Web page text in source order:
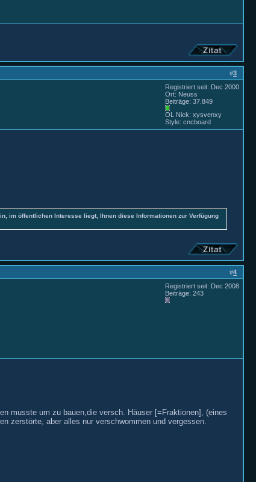
#3
Registriert seit: Dec 2000
Ort: Neuss
Beiträge: 37.849
OL Nick: xysvenxy
Style: cncboard
im öffentlichen Interesse liegt, Ihnen diese Informationen zur Verfügung
#4
Registriert seit: Dec 2008
Beiträge: 243
musste um zu bauen,die versch. Häuser [=Fraktionen], (eines
zerstörte, aber alles nur verschwommen und vergessen.